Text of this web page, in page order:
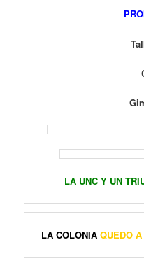
LA UNC Y UN
LA COLONIA QUEDO